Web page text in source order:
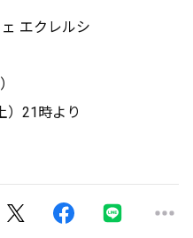
エクレルシ
）21時より